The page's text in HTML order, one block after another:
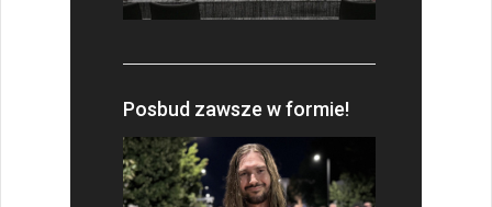
Posbud zawsze w formie!